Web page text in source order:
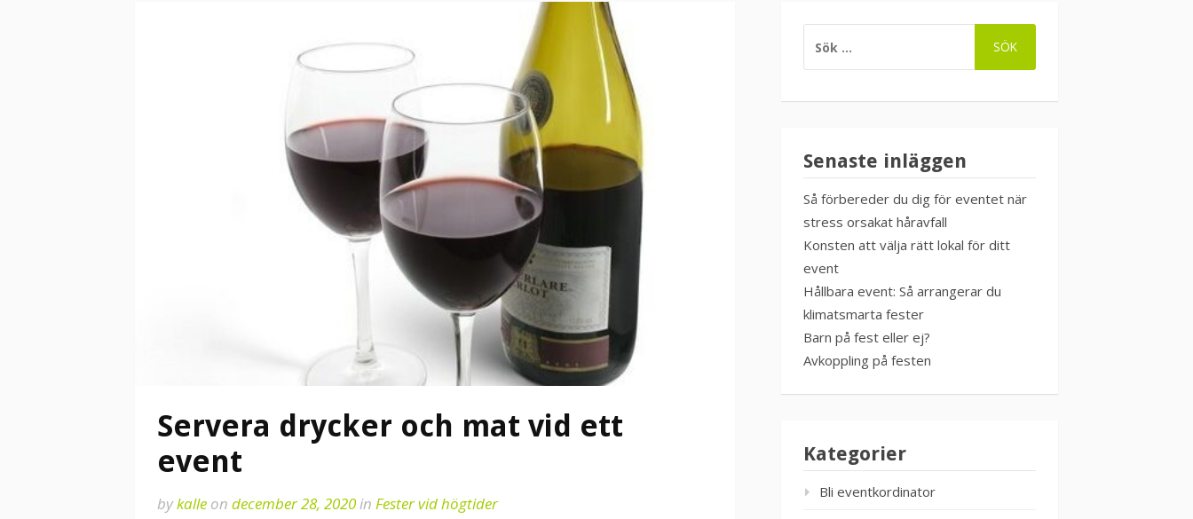
Servera drycker och mat vid ett
event
bykalle on december 28, 2020in Fester vid högtider
EFTER:
Senaste inläggen
Så förbereder du dig för eventet när
stress orsakat håravfall
Konsten att välja rätt lokal för ditt
event
Hållbara event: Så arrangerar du
klimatsmarta fester
Barn på fest eller ej?
Avkoppling på festen
Kategorier
Bli eventkordinator